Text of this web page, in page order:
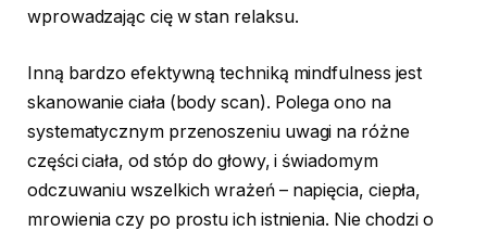
wprowadzając cię w stan relaksu.
Inną bardzo efektywną techniką mindfulness jest
skanowanie ciała (body scan). Polega ono na
systematycznym przenoszeniu uwagi na różne
części ciała, od stóp do głowy, i świadomym
odczuwaniu wszelkich wrażeń – napięcia, ciepła,
mrowienia czy po prostu ich istnienia. Nie chodzi o